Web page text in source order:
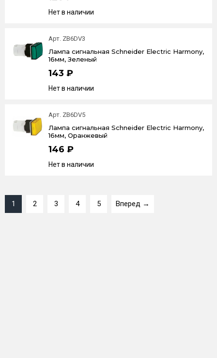
Нет в наличии
Арт. ZB6DV3
Лампа сигнальная Schneider Electric Harmony,
16мм, Зеленый
143 ₽
Нет в наличии
Арт. ZB6DV5
Лампа сигнальная Schneider Electric Harmony,
16мм, Оранжевый
146 ₽
Нет в наличии
1 2 3 4 5 Вперед →